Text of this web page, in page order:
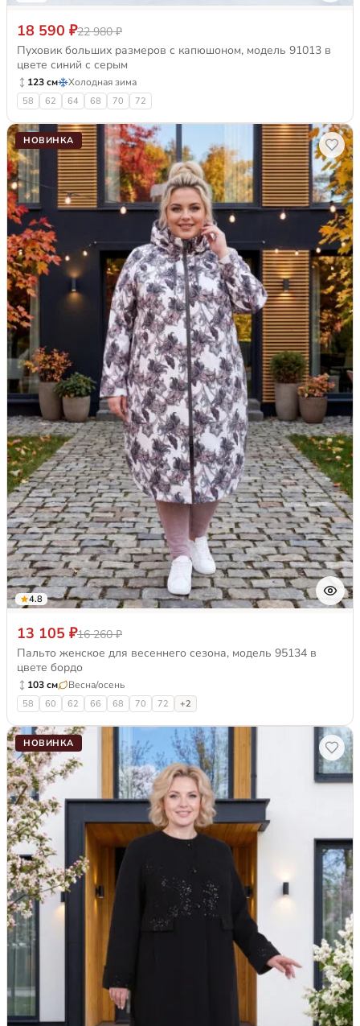
18 590 ₽22 980 ₽
Пуховик больших размеров с капюшоном, модель 91013 в
цвете синий с серым
123 см Холодная зима
58 62 64 68 70 72
НОВИНКА
4.8
13 105 ₽16 260 ₽
Пальто женское для весеннего сезона, модель 95134 в
цвете бордо
103 см Весна/осень
58 60 62 66 68 70 72 +2
НОВИНКА